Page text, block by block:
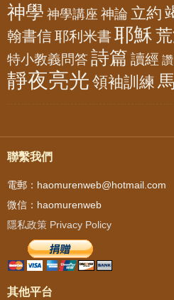
神學 神學講座 神論 立約
翰書信耶利米書 耶穌
特小教義問答詩篇 讀經
靜夜亮光 領袖訓練
聯繫我們
電郵：haomurenweb@hotmail.com
微信：haomurenweb
隱私政策 Privacy Policy
其他平台